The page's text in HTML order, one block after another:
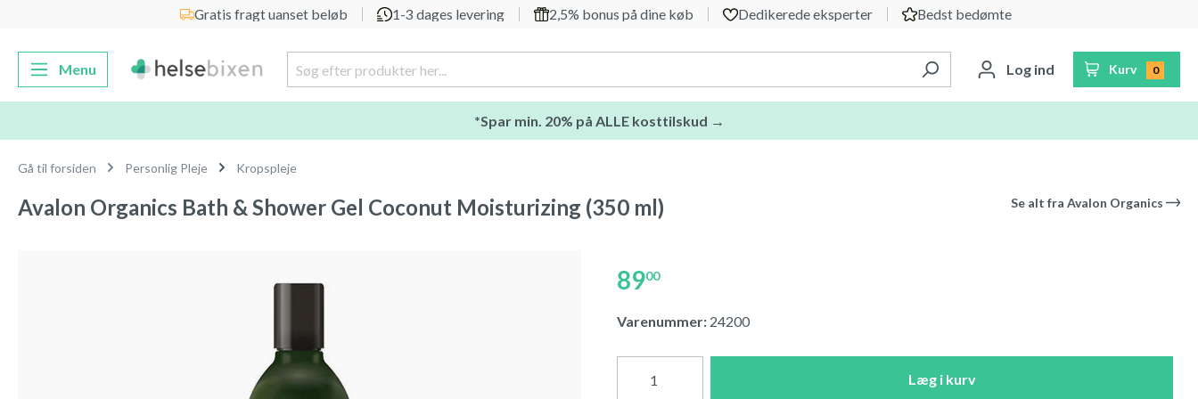
Gå til hovednavigationGratis fragt uanset beløb 1-3 dages levering 2,5% bonus på dine køb Dedikerede eksperter Bedst bedømte
Menu Log ind Kurv 0
*Spar min. 20% på ALLE kosttilskud →
Gå til forsiden Personlig Pleje Kropspleje
Avalon Organics Bath & Shower Gel Coconut Moisturizing (350 ml) Se alt fra Avalon Organics
8900
Varenummer: 24200
Læg i kurv